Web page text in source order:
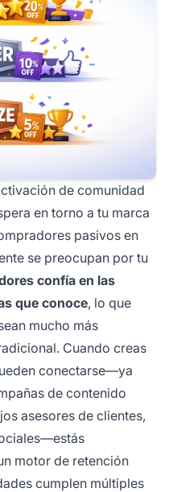
de comunidad
en torno a tu marca
pasivos en
se preocupan por tu
confía en las
que conoce, lo que
mucho más
Cuando creas
conectarse—ya
de contenido
asesores de clientes,
motor de retención
cumplen múltiples